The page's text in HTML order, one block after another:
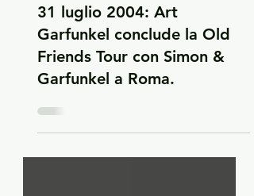
2026
31 luglio 2004: Art
Garfunkel conclude la Old
Friends Tour con Simon &
Garfunkel a Roma.